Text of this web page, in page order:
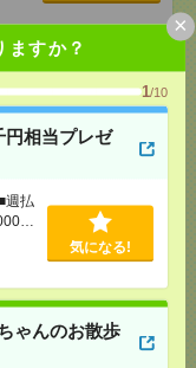
ますか？
1/10
円相当プレゼ
週払
円
気になる!
ゃんのお散歩
×
お散歩付き添
スタッフ【平